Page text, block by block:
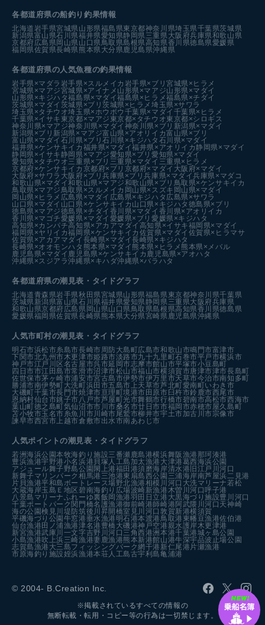
各都道府県の船釣り釣果情報
北海道岩手県宮城県山形県福島県東京都神奈川県埼玉県千葉県茨城県
新潟県富山県石川県福井県愛知県静岡県三重県大阪府兵庫県和歌山県
京都府広島県岡山県山口県鳥取県島根県高知県香川県徳島県愛媛県
福岡県佐賀県長崎県熊本県大分県鹿児島県沖縄県
各都道府県の人気魚種の釣果情報
岩手県×マダラ 岩手県×スルメイカ 岩手県×ブリ宮城県×ヒラメ
宮城県×マアジ宮城県×アイナメ 山形県×マアジ山形県×マダイ
山形県×キジハタ福島県×マダイ福島県×ヒラメ福島県×チダイ
茨城県×マダイ 茨城県×ブリ茨城県×ヒラメ埼玉県×サワラ
埼玉県×タチウオ埼玉県×ホウボウ 千葉県×マダイ 千葉県×ヒラメ
千葉県×イサキ 東京都×マアジ 東京都×タチウオ東京都×シロギス
神奈川県×マアジ神奈川県×マダイ 神奈川県×ブリ 新潟県×マダイ
新潟県×ブリ 新潟県×マアジ富山県×アオリイカ富山県×ブリ
富山県×マダイ 石川県×ブリ石川県×キジハタ 石川県×マダイ
福井県×ケンサキイカ 福井県×マダイ福井県×アオリイカ 静岡県×マダイ
静岡県×イサキ 静岡県×マアジ愛知県×ブリ愛知県×マダイ
愛知県×タチウオ三重県×ブリ 三重県×マダイ 三重県×ヒラメ
京都府×ケンサキイカ 京都府×ブリ 京都府×マダイ 大阪府×マダイ
大阪府×サワラ 大阪府×ブリ兵庫県×ブリ兵庫県×マダイ兵庫県×マダコ
和歌山県×マダイ和歌山県×マアジ和歌山県×ブリ 鳥取県×ケンサキイカ
鳥取県×マアジ鳥取県×スルメイカ 岡山県×スズキ 岡山県×マダイ
岡山県×ヒラメ 広島県×マダイ 広島県×キジハタ 広島県×サワラ
山口県×マダイ 山口県×ケンサキイカ 山口県×キジハタ 徳島県×ブリ
徳島県×マアジ徳島県×チダイ 香川県×マダイ 香川県×アオリイカ
香川県×マゴチ愛媛県×マダイ 愛媛県×ブリ愛媛県×キジハタ
高知県×カンパチ高知県×アカアマダイ 高知県×イサキ福岡県×マダイ
福岡県×ヤリイカ福岡県×ケンサキイカ 佐賀県×マダイ 佐賀県×ヒラマサ
佐賀県×アカアマダイ 長崎県×マダイ長崎県×キジハタ
長崎県×オオモンハタ 熊本県×マダイ 熊本県×ヒラメ 熊本県×メバル
鹿児島県×マダイ 鹿児島県×ケンサキイカ 鹿児島県×アオハタ
沖縄県×スジアラ沖縄県×キハダ沖縄県×バラハタ
各都道府県の潮見表 ・タイドグラフ
北海道青森県岩手県秋田県宮城県山形県福島県東京都神奈川県千葉県
茨城県新潟県富山県石川県福井県愛知県静岡県三重県大阪府兵庫県
和歌山県京都府広島県 岡山県山口県鳥取県島根県高知県香川県徳島県
愛媛県福岡県佐賀県長崎県熊本県大分県宮崎県鹿児島県沖縄県
人気市町村の潮見表・タイドグラフ
明石市浜松市糸島市長崎市周防大島町広島市和歌山市鳴門市富津市
下関市北九州市木更津市姫路市淡路市九十九里町石巻市平戸市横浜市
神戸市江戸川区 名古屋市呉市延岡市志摩市館山市平塚市小豆島町
四日市市江田島市常滑市沼津市松山市福山市横須賀市唐津市津市長島町
佐世保市茅ヶ崎市浦安市宮古島市伊勢市伊万里市天草市今治市南知多町
勝浦市南伊勢町大洗町浜田市五島市 上天草市芦北町愛南町いわき市
大磯町千葉市長門市焼津市亘理町境港市 田原市 臼杵市鈴鹿市西尾市
恩納村仙台市銚子市八戸市芦屋町光市舞鶴市行橋市碧南市高松市西海市
葉山町徳之島町気仙沼市市川市桑名市廿日市市福岡市赤穂市屋久島町
苫小牧市玉名市糸魚川市川崎市尾鷲市柳井市宇土市加古川市宗像市
諫早市西宮市 上越市倉敷市出水市南あわじ市
人気ポイントの潮見表・タイドグラフ
若洲海浜公園本牧海釣り施設三番瀬 鹿島港横浜舞阪漁港 那珂湊港
豊浜漁港宇野港小名浜港 貝塚人工島 加太漁港 大津港葛西海浜公園
アジュール舞子野島公園 閖上港福田港須磨海岸清水港 旧江戸川河口
新舞子マリンパーク 相馬港 三池港東扇島西公園 三浦海岸南芦屋浜二見港
片貝漁港平和島ボートレース場野北漁港相模川河口 大洗マリーナ若松
大蔵海岸玉島Ｅ地区 碧南海釣り広場波崎新漁港木曽川河口 呼子港
八景島マリーナふれーゆ裏飯岡漁港羽田 日立港 大黒海づり施設豊川河口
千葉ポートパーク 関門橋名護漁港御前崎港師崎港 阿武隈川河口 天神崎
海の公園検見川堤防筑後川昇開橋室見川河口敦賀新港横須賀
平磯海づり公園 牛窓港垂水漁港 明石港本渡港鳥取港 東幡豆漁港佐伯港
仙台漁港 田ノ浦漁港津名港 豊橋 大磯港神戸空港親水護岸木更津港
新宮漁港武庫川一文字吉野川河口 三角西港洲本港千葉港城ヶ島公園
小島漁港吹上浜三崎漁港妻鹿漁港熊本新港館山港牛深宇品波止場公園
志賀島漁港 大三島フィッシングパーク網干港 新仁尾港 片瀬漁港
市原海釣り施設姪浜漁港本荘人工島古宇利島亀浦港
© 2004- B.Creation Inc.
※掲載されているすべての情報の
無断転載・転用・コピー等の行為は一切禁じます。